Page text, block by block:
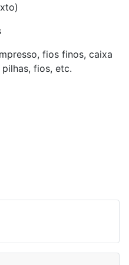
fios finos, caixa
fios, etc.